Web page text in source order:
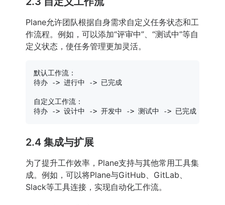
Plane允许团队根据自身需求自定义任务状态和工
作流程。例如，可以添加“评审中”、“测试中”等自
定义状态，使任务管理更加灵活。
默认工作流：
待办 -> 进行中 -> 已完成
自定义工作流：
2.4 集成与扩展
为了提升工作效率，Plane支持与其他常用工具集
成。例如，可以将Plane与GitHub、GitLab、
Slack等工具连接，实现自动化工作流。